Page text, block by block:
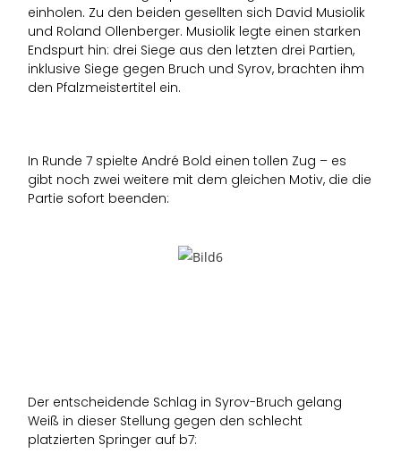
einholen. Zu den beiden gesellten sich David Musiolik
und Roland Ollenberger. Musiolik legte einen starken
Endspurt hin: drei Siege aus den letzten drei Partien,
inklusive Siege gegen Bruch und Syrov, brachten ihm
den Pfalzmeistertitel ein.
In Runde 7 spielte André Bold einen tollen Zug – es
gibt noch zwei weitere mit dem gleichen Motiv, die die
Partie sofort beenden:
Der entscheidende Schlag in Syrov-Bruch gelang
Weiß in dieser Stellung gegen den schlecht
platzierten Springer auf b7: